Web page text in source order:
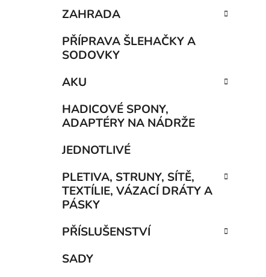
ZAHRADA
PŘÍPRAVA ŠLEHAČKY A
SODOVKY
AKU
HADICOVÉ SPONY,
ADAPTÉRY NA NÁDRŽE
JEDNOTLIVÉ
PLETIVA, STRUNY, SÍTĚ,
TEXTÍLIE, VÁZACÍ DRÁTY A
PÁSKY
PŘÍSLUŠENSTVÍ
SADY